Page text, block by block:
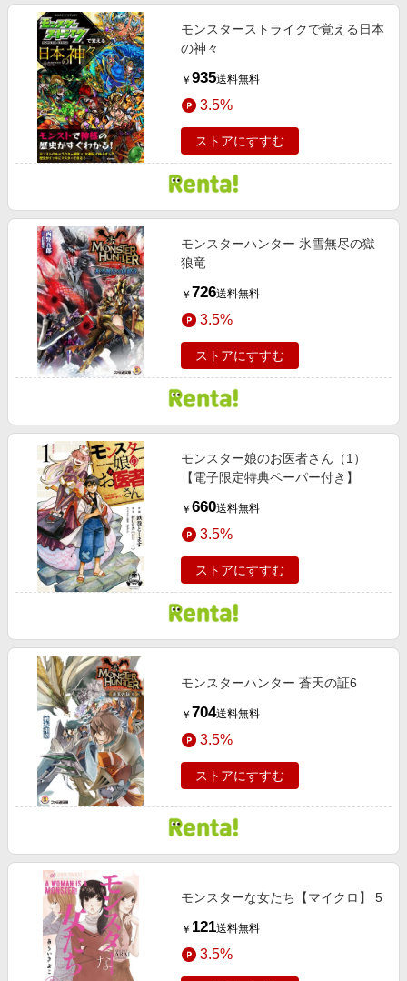
モンスターストライクで覚える日本
の神々
￥ 935送料無料
3.5%
ストアにすすむ
モンスターハンター 氷雪無尽の獄
狼竜
￥ 726送料無料
3.5%
ストアにすすむ
モンスター娘のお医者さん（1）
【電子限定特典ペーパー付き】
￥ 660送料無料
3.5%
ストアにすすむ
モンスターハンター 蒼天の証6
￥ 704送料無料
3.5%
ストアにすすむ
モンスターな女たち【マイクロ】 5
￥ 121送料無料
3.5%